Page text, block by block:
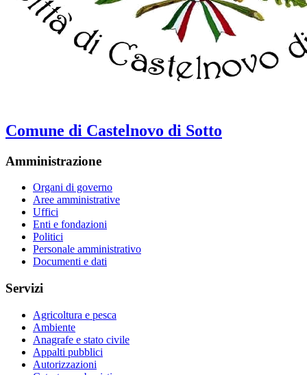
Comune di Castelnovo di Sotto
Amministrazione
Organi di governo
Aree amministrative
Uffici
Enti e fondazioni
Politici
Personale amministrativo
Documenti e dati
Servizi
Agricoltura e pesca
Ambiente
Anagrafe e stato civile
Appalti pubblici
Autorizzazioni